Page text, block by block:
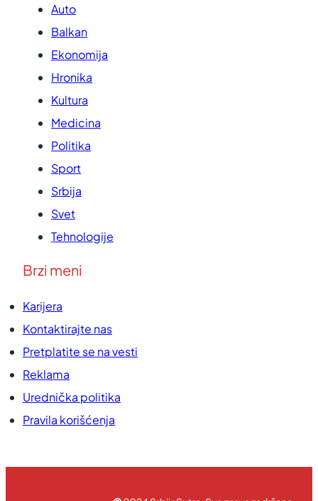
Auto
Balkan
Ekonomija
Hronika
Kultura
Medicina
Politika
Sport
Srbija
Svet
Tehnologije
Brzi meni
Karijera
Kontaktirajte nas
Pretplatite se na vesti
Reklama
Urednička politika
Pravila korišćenja